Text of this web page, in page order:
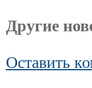
Другие
Оставить